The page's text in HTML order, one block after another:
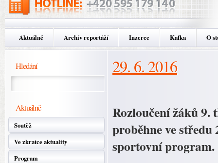
Aktuálně Archív reportáží Inzerce Kafka O
Hledání
Aktuálně
Soutěž
Ve zkratce aktuality
Program
29. 6. 2016
Rozloučení žáků 9.
proběhne ve
sportovní program.